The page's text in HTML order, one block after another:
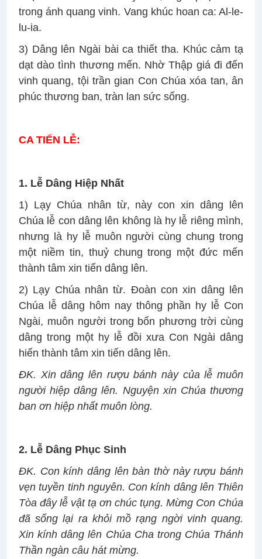
trong ánh quang vinh. Vang khúc hoan ca: Al-le-
lu-ia.
3) Dâng lên Ngài bài ca thiết tha. Khúc cảm tạ
dạt dào tình thương mến. Nhờ Thập giá đi đến
vinh quang, tội trần gian Con Chúa xóa tan, ân
phúc thương ban, tràn lan sức sống.
CA TIẾN LỄ:
1. Lễ Dâng Hiệp Nhất
1) Lạy Chúa nhân từ, này con xin dâng lên
Chúa lễ con dâng lên không là hy lễ riêng mình,
nhưng là hy lễ muôn người cùng chung trong
một niềm tin, thuỷ chung trong một đức mến
thành tâm xin tiến dâng lên.
2) Lạy Chúa nhân từ. Đoàn con xin dâng lên
Chúa lễ dâng hôm nay thông phần hy lễ Con
Ngài, muôn người trong bốn phương trời cùng
dâng trong một hy lễ đồi xưa Con Ngài dâng
hiến thành tâm xin tiến dâng lên.
ĐK. Xin dâng lên rượu bánh này của lễ muôn
người hiệp dâng lên. Nguyện xin Chúa thương
ban ơn hiệp nhất muôn lòng.
2. Lễ Dâng Phục Sinh
ĐK. Con kính dâng lên bàn thờ này rượu bánh
vẹn tuyền tinh nguyên. Con kính dâng lên Thiên
Tòa đây lễ vật tạ ơn chúc tụng. Mừng Con Chúa
đã sống lại ra khỏi mồ rạng ngời vinh quang.
Xin kính dâng lên Chúa Cha trong Chúa Thánh
Thần ngàn câu hát mừng.